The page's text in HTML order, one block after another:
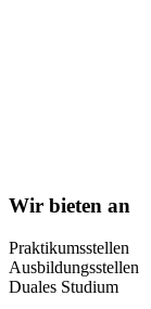
Wir bieten an
Praktikumsstellen
Ausbildungsstellen
Duales Studium